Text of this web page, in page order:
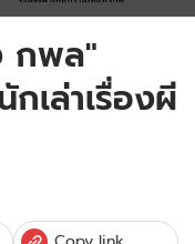
กพล"
เล่าเรื่องผี